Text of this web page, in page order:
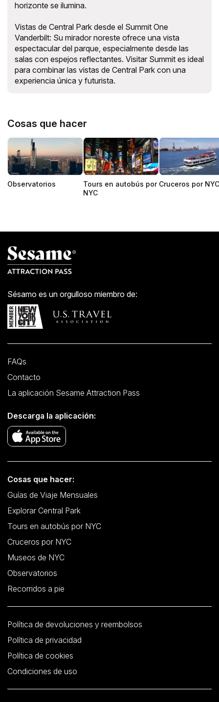
horizonte se ilumina.
Vistas de Central Park desde el Summit One
Vanderbilt: Su mirador noreste ofrece una vista
espectacular del parque, especialmente desde las
salas con espejos reflectantes. Visitar Summit es ideal
para combinar las vistas de Central Park con una
experiencia única y futurista.
Cosas que hacer
Observatorios
Tours en autobús por
NYC
Cruceros por NYC
Sésamo es un orgulloso miembro de:
FAQs
Contacto
La aplicación Sesame Attraction Pass
Descarga la aplicación:
Cosas que hacer:
Guías de Viaje Mensuales
Explorar Central Park
Tours en autobús por NYC
Cruceros por NYC
Museos de NYC
Observatorios
Recorridos a pie
Política de devoluciones y reembolsos
Política de privacidad
Política de cookies
Condiciones de uso